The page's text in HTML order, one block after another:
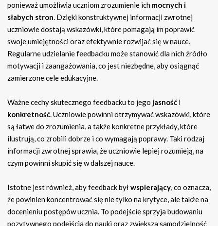
ponieważ umożliwia uczniom zrozumienie ich mocnych i
słabych stron. Dzięki konstruktywnej informacji zwrotnej
uczniowie dostają wskazówki, które pomagają im poprawić
swoje umiejętności oraz efektywnie rozwijać się w nauce.
Regularne udzielanie feedbacku może stanowić dla nich źródło
motywacji i zaangażowania, co jest niezbędne, aby osiągnąć
zamierzone cele edukacyjne.
Ważne cechy skutecznego feedbacku to jego jasność i
konkretność. Uczniowie powinni otrzymywać wskazówki, które
są łatwe do zrozumienia, a także konkretne przykłady, które
ilustrują, co zrobili dobrze i co wymagają poprawy. Taki rodzaj
informacji zwrotnej sprawia, że uczniowie lepiej rozumieją, na
czym powinni skupić się w dalszej nauce.
Istotne jest również, aby feedback byłwspierający, co oznacza,
że powinien koncentrować się nie tylko na krytyce, ale także na
docenieniu postępów ucznia. To podejście sprzyja budowaniu
pozytywnego podejścia do nauki oraz zwiększa samodzielność